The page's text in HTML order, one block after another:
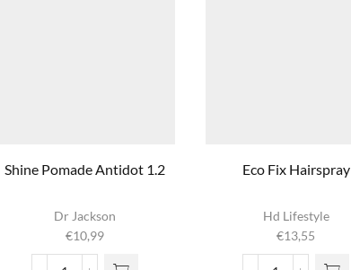
Shine Pomade Antidot 1.2
Dr Jackson
€10,99
Eco Fix Hairspray
Hd Lifestyle
€13,55